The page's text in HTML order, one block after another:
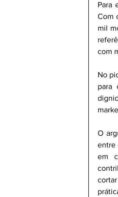
Para
Com
mil
com
No
para
O
entre
em